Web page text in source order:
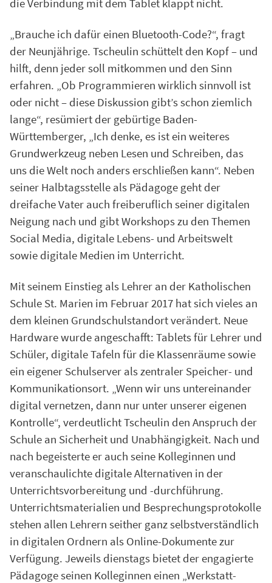
die Verbindung mit dem Tablet klappt nicht.
„Brauche ich dafür einen Bluetooth-Code?“, fragt
der Neunjährige. Tscheulin schüttelt den Kopf – und
hilft, denn jeder soll mitkommen und den Sinn
erfahren. „Ob Programmieren wirklich sinnvoll ist
oder nicht – diese Diskussion gibt’s schon ziemlich
lange“, resümiert der gebürtige Baden-
Württemberger, „Ich denke, es ist ein weiteres
Grundwerkzeug neben Lesen und Schreiben, das
uns die Welt noch anders erschließen kann“. Neben
seiner Halbtagsstelle als Pädagoge geht der
dreifache Vater auch freiberuflich seiner digitalen
Neigung nach und gibt Workshops zu den Themen
Social Media, digitale Lebens- und Arbeitswelt
sowie digitale Medien im Unterricht.
Mit seinem Einstieg als Lehrer an der Katholischen
Schule St. Marien im Februar 2017 hat sich vieles an
dem kleinen Grundschulstandort verändert. Neue
Hardware wurde angeschafft: Tablets für Lehrer und
Schüler, digitale Tafeln für die Klassenräume sowie
ein eigener Schulserver als zentraler Speicher- und
Kommunikationsort. „Wenn wir uns untereinander
digital vernetzen, dann nur unter unserer eigenen
Kontrolle“, verdeutlicht Tscheulin den Anspruch der
Schule an Sicherheit und Unabhängigkeit. Nach und
nach begeisterte er auch seine Kolleginnen und
veranschaulichte digitale Alternativen in der
Unterrichtsvorbereitung und -durchführung.
Unterrichtsmaterialien und Besprechungsprotokolle
stehen allen Lehrern seither ganz selbstverständlich
in digitalen Ordnern als Online-Dokumente zur
Verfügung. Jeweils dienstags bietet der engagierte
Pädagoge seinen Kolleginnen einen „Werkstatt-